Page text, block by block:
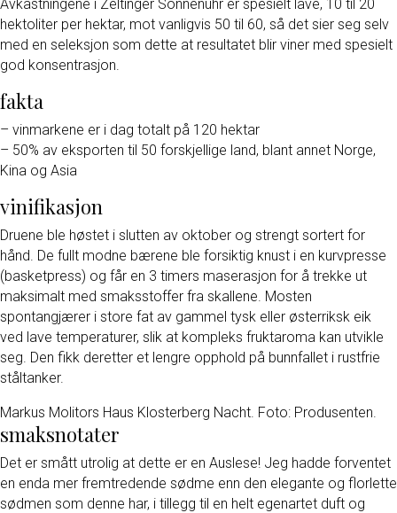
Avkastningene i Zeltinger Sonnenuhr er spesielt lave, 10 til 20
hektoliter per hektar, mot vanligvis 50 til 60, så det sier seg selv
med en seleksjon som dette at resultatet blir viner med spesielt
god konsentrasjon.
fakta
– vinmarkene er i dag totalt på 120 hektar
– 50% av eksporten til 50 forskjellige land, blant annet Norge,
Kina og Asia
vinifikasjon
Druene ble høstet i slutten av oktober og strengt sortert for
hånd. De fullt modne bærene ble forsiktig knust i en kurvpresse
(basketpress) og får en 3 timers maserasjon for å trekke ut
maksimalt med smaksstoffer fra skallene. Mosten
spontangjærer i store fat av gammel tysk eller østerriksk eik
ved lave temperaturer, slik at kompleks fruktaroma kan utvikle
seg. Den fikk deretter et lengre opphold på bunnfallet i rustfrie
ståltanker.
Markus Molitors Haus Klosterberg Nacht. Foto: Produsenten.
smaksnotater
Det er smått utrolig at dette er en Auslese! Jeg hadde forventet
en enda mer fremtredende sødme enn den elegante og florlette
sødmen som denne har, i tillegg til en helt egenartet duft og